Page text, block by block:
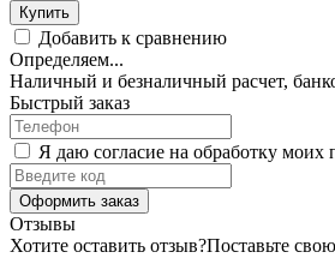
Купить
Добавить к сравнению
Определяем...
Наличный и безналичный расчет,
Быстрый заказ
Я даю согласие на обработку
Оформить заказ
Отзывы
Хотите оставить отзыв?Поставьте